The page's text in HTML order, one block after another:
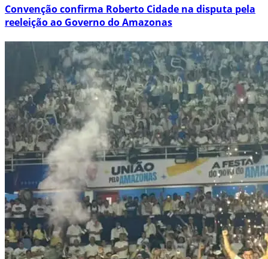
Convenção confirma Roberto Cidade na disputa pela
reeleição ao Governo do Amazonas